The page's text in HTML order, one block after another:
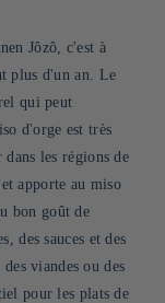
Jôzô, c'est à
plus d'un an. Le
qui peut
d'orge est très
les régions de
apporte au miso
bon goût de
des sauces et des
viandes ou des
pour les plats de